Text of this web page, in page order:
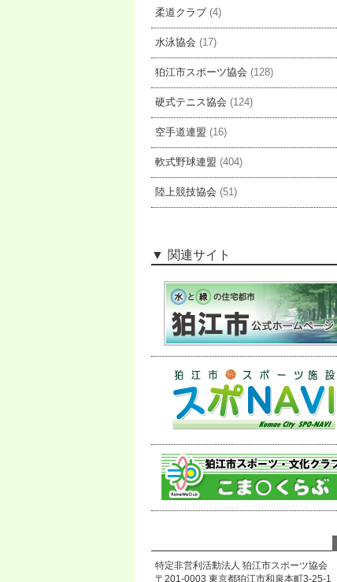
柔道クラブ (4)
水泳協会 (17)
狛江市スポーツ協会 (128)
硬式テニス協会 (124)
空手道連盟 (16)
軟式野球連盟 (404)
陸上競技協会 (51)
関連サイト
特定非営利活動法人 狛江市スポーツ協会
〒201-0003 東京都狛江市和泉本町3-25-1